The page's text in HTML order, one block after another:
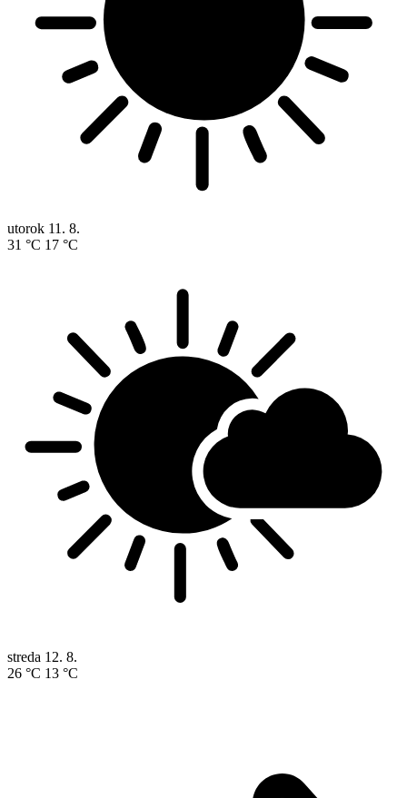
utorok 11. 8.
31 °C 17 °C
streda 12. 8.
26 °C 13 °C